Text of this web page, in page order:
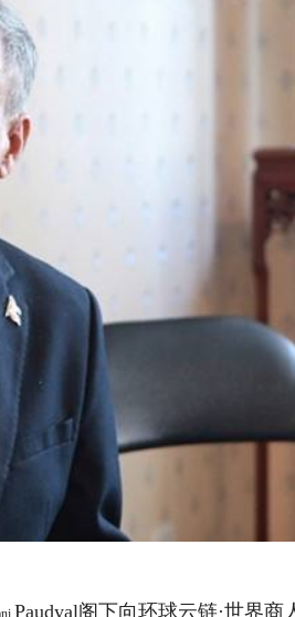
Paudyal阁下向环球云链·世界商